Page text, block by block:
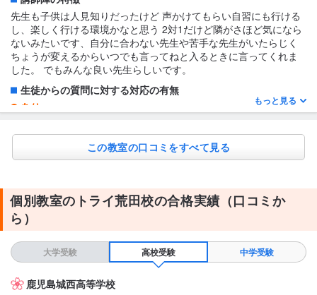
会みたいなのもしてくれた
テキスト・教材について
教材は買わなくて良いし プリントで進むから良い
先生も子供は人見知りだったけど 声かけてもらい自習にも行ける
し、楽しく行ける環境かなと思う 2対1だけど隣がさほど気になら
ないみたいです、自分に合わない先生や苦手な先生がいたらじく
ちょうが変えるからいつでも言ってねと入るときに言ってくれま
した。 でもみんな良い先生らしいです。
生徒からの質問に対する対応の有無
あり
1日あたりの授業時間について
1〜2時間
週一回の塾で、まず1時間授業してその後タブレットなどでしてい
る 統一模試の結果で苦手な教科を順次に取り組ませる、志望校の
過去か問題を取り組ませてくれる 塾の雰囲気もよく 先生がみんな
若いし話しやすい
テキスト・教材について
教材の購入が無くてとても良い
もっと見る
この教室の口コミをすべて見る
個別教室のトライ荒田校の合格実績（口コミか
ら）
大学受験 高校受験 中学受験
鹿児島城西高等学校